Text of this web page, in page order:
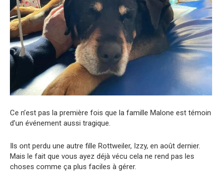
Ce n’est pas la première fois que la famille Malone est témoin
d’un événement aussi tragique.
Ils ont perdu une autre fille Rottweiler, Izzy, en août dernier.
Mais le fait que vous ayez déjà vécu cela ne rend pas les
choses comme ça plus faciles à gérer.